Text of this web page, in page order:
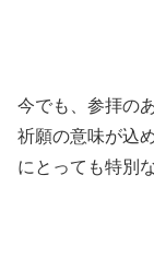
今でも、参拝の
祈願の意味が込
にとっても特別